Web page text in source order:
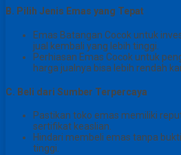
B. Pilih Jenis Emas yang Tepat
Emas Batangan Cocok untuk
jual kembali yang lebih tinggi.
Perhiasan Emas Cocok untuk
harga jualnya bisa lebih rendah
C. Beli dari Sumber Terpercaya
Pastikan toko emas memiliki
sertifikat keaslian.
Hindari membeli emas tanpa
tinggi.